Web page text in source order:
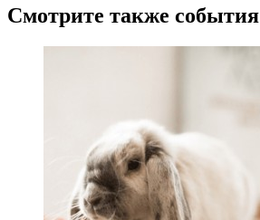
Смотрите также события